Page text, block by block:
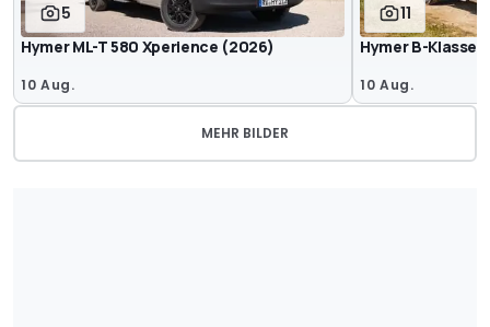
5
Hymer ML-T 580 Xperience (2026)
10 Aug.
11
Hymer B-Klasse
10 Aug.
MEHR BILDER